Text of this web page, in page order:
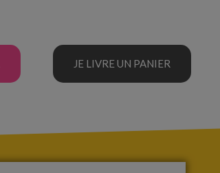
JE LIVRE UN PANIER